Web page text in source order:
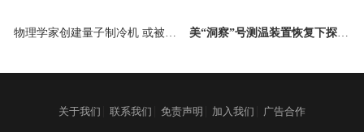
物理学家创建量子制冷机 或被用
美“洞察”号测温装置恢复下探作
关于我们 联系我们 免责声明 加入我们 广告合作